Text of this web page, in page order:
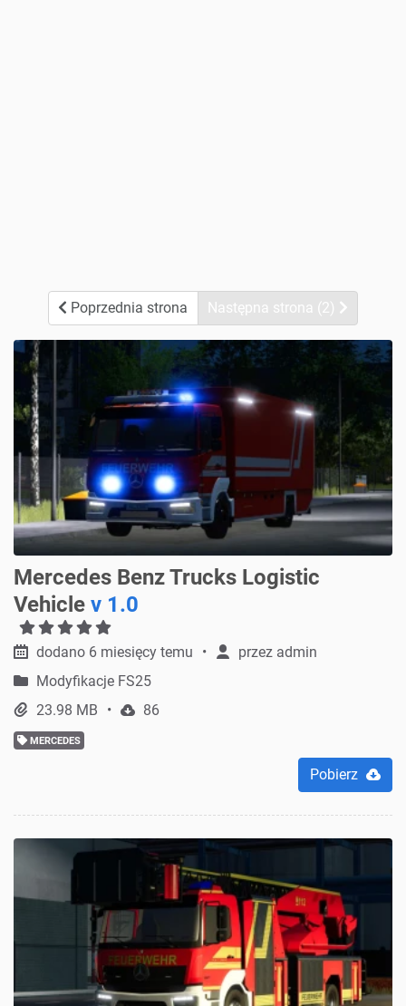
Poprzednia strona Następna strona (2)
Mercedes Benz Trucks Logistic
Vehicle v 1.0
dodano 6 miesięcy temu przez admin
Modyfikacje FS25
23.98 MB
86
MERCEDES
Pobierz